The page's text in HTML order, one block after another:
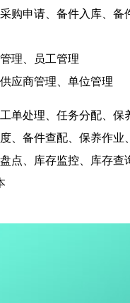
购申请、备件入库、
理、员工管理
应商管理、单位管理
单处理、任务分配、
、备件查配、保养作
点、库存监控、库存查